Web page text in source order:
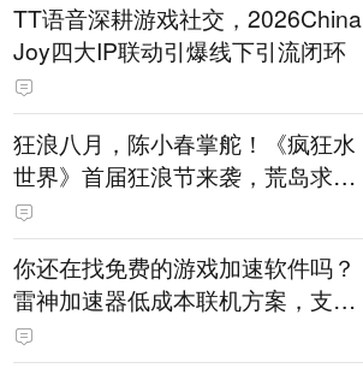
TT语音深耕游戏社交，2026China
Joy四大IP联动引爆线下引流闭环
狂浪八月，陈小春掌舵！《疯狂水
世界》首届狂浪节来袭，荒岛求生
直播即将开启
你还在找免费的游戏加速软件吗？
雷神加速器低成本联机方案，支持
免费试用